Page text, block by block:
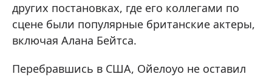
других постановках, где его коллегами по
сцене были популярные британские актеры,
включая Алана Бейтса.
Перебравшись в США, Ойелоуо не оставил